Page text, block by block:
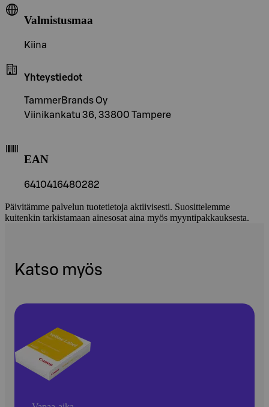
Valmistusmaa
Kiina
Yhteystiedot
TammerBrands Oy
Viinikankatu 36, 33800 Tampere
EAN
6410416480282
Päivitämme palvelun tuotetietoja aktiivisesti. Suosittelemme
kuitenkin tarkistamaan ainesosat aina myös myyntipakkauksesta.
Katso myös